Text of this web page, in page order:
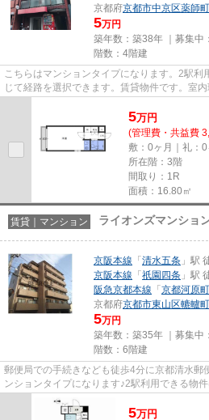
京都府京都市中京区薬師町
5万円
築年数：築38年 ｜募集中：
階数：4階建
こちらはマンションタイプになります。2駅利
じて経路を選択できます。賃貸物件です。室
5万円
(管理費・共益費
敷：0ヶ月｜礼：0
所在階：3階
間取り：1R
面積：16.80㎡
賃貸｜マンション ライオンズマンショ
京阪本線 「 清水五条 」駅
京阪本線 「 祇園四条 」駅
阪急京都本線 「 京都河原町
京都府京都市東山区轆轤町
5万円
築年数：築35年 ｜募集中：
階数：6階建
郵便局での手続きなども徒歩4分に京都清水郵
ンションタイプになります♪2駅利用できる物
なるイチオシ物件情報：「ライ...
5万円